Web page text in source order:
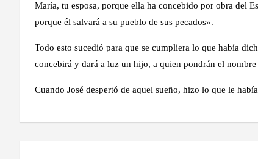
María, tu esposa, porque ella ha concebido por obra del
porque él salvará a su pueblo de sus pecados».
Todo esto sucedió para que se cumpliera lo que había
concebirá y dará a luz un hijo, a quien pondrán el
Cuando José despertó de aquel sueño, hizo lo que le